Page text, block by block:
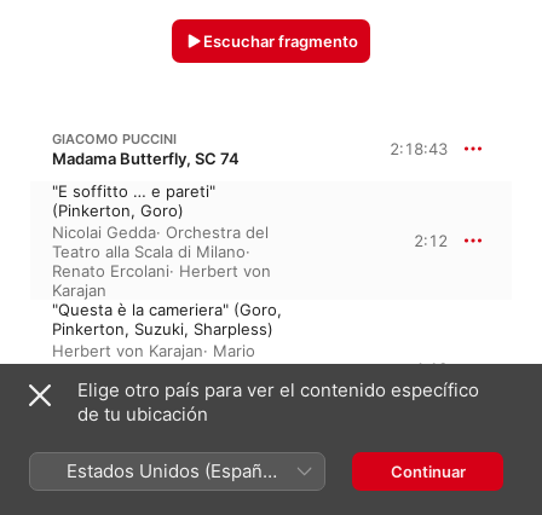
Escuchar fragmento
GIACOMO PUCCINI
Madama Butterfly, SC 74 2:18:43
"E soffitto … e pareti"
(Pinkerton, Goro)
Nicolai Gedda· Orchestra del
Teatro alla Scala di Milano·
Renato Ercolani· Herbert von
Karajan
2:12
"Questa è la cameriera" (Goro,
Pinkerton, Suzuki, Sharpless)
Herbert von Karajan· Mario
Borriello·Orchestra del Teatro
alla Scala di Milano· Renato
Ercolani· Nicolai Gedda
4:13
"Dovunque al mondo"
(Pinkerton, Sharpless, Goro)
Nicolai Gedda·Renato Ercolani·
4:05
Elige otro país para ver el contenido específico
de tu ubicación
Estados Unidos (Español
México)
Continuar